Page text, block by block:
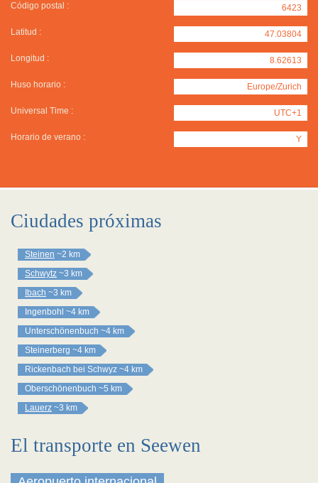
Código postal : 6423
Latitud : 47.03804
Longitud : 8.62613
Huso horario : Europe/Zurich
Universal Time : UTC+1
Horario de verano : Y
Ciudades próximas
Steinen ~2 km
Schwytz ~3 km
Ibach ~3 km
Ingenbohl ~4 km
Unterschönenbuch ~4 km
Steinerberg ~4 km
Rickenbach bei Schwyz ~4 km
Oberschönenbuch ~5 km
Lauerz ~3 km
El transporte en Seewen